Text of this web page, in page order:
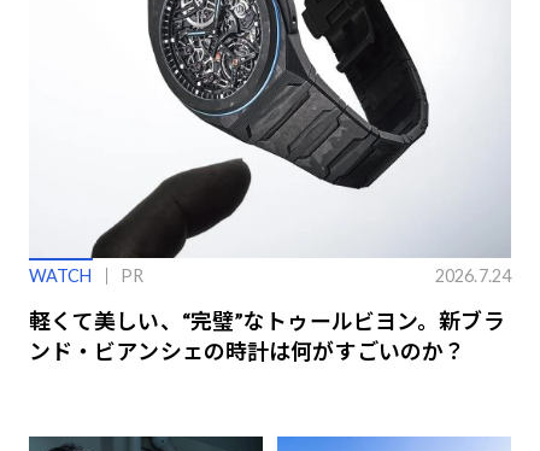
WATCH PR 2026.7.24
軽くて美しい、“完璧”なトゥールビヨン。新ブラ
ンド・ビアンシェの時計は何がすごいのか？